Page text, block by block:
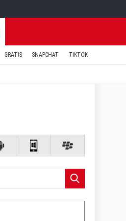
GRATIS SNAPCHAT TIKTOK